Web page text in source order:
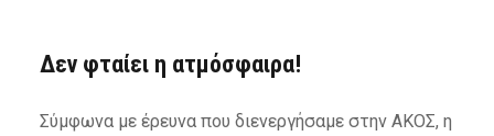
Δεν φταίει η ατμόσφαιρα!
Σύμφωνα με έρευνα που διενεργήσαμε στην ΑΚΟΣ, η